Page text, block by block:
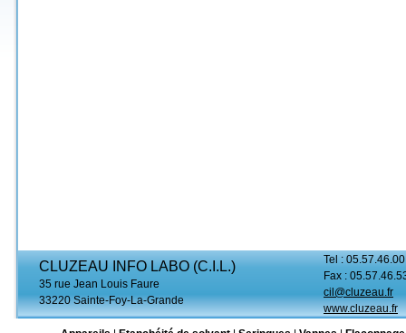
CLUZEAU INFO LABO (C.I.L.)
35 rue Jean Louis Faure
33220 Sainte-Foy-La-Grande
Tel :
Fax :
cil@cluzeau.fr
www.cluzeau.fr